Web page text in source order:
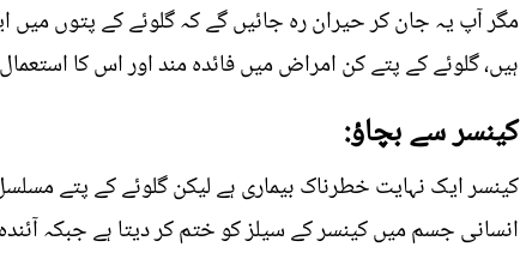
ہیں، گلوئے کے پتے کن امراض میں فائدہ مند اور اس کا
کینسر سے بچاؤ:
کینسر ایک نہایت خطرناک بیماری ہے لیکن گلوئے کے پتے
انسانی جسم میں کینسر کے سیلز کو ختم کر دیتا ہے جبکہ